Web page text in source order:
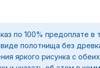
по 100% предоплате в
полотнища без
яркого рисунка с